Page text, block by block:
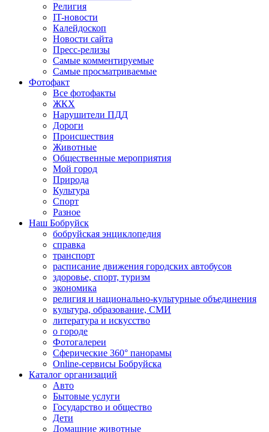
Религия
IT-новости
Калейдоскоп
Новости сайта
Пресс-релизы
Самые комментируемые
Самые просматриваемые
Фотофакт
Все фотофакты
ЖКХ
Нарушители ПДД
Дороги
Происшествия
Животные
Общественные мероприятия
Мой город
Природа
Культура
Спорт
Разное
Наш Бобруйск
бобруйская энциклопедия
справка
транспорт
расписание движения городских автобусов
здоровье, спорт, туризм
экономика
религия и национально-культурные объединения
культура, образование, СМИ
литература и искусство
о городе
Фотогалереи
Сферические 360° панорамы
Online-сервисы Бобруйска
Каталог организаций
Авто
Бытовые услуги
Государство и общество
Дети
Домашние животные